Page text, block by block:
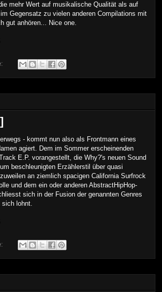
mehr Wert auf musikalische Qualität als auf
Gegensatz zu vielen anderen Compilations mit
gut anhören... Nice one.
- kommt nun also als Frontmann eines
agiert. Dem im Sommer erscheinenden
E.P. vorangestellt, die Why?'s neuen Sound
beschleunigten Erzählerstil über quasi
an ziemlich spacigen California Surfrock
und dem ein oder anderenAbstractHipHop-
sich in der Fusion der genannten Genres
sich lohnt.